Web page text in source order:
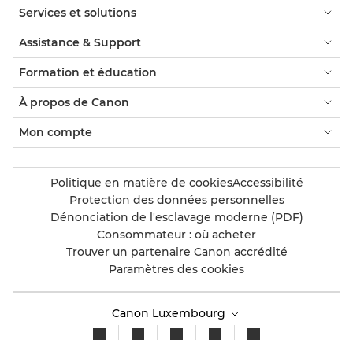
Services et solutions
Assistance & Support
Formation et éducation
À propos de Canon
Mon compte
Politique en matière de cookiesAccessibilité
Protection des données personnelles
Dénonciation de l'esclavage moderne (PDF)
Consommateur : où acheter
Trouver un partenaire Canon accrédité
Paramètres des cookies
Canon Luxembourg